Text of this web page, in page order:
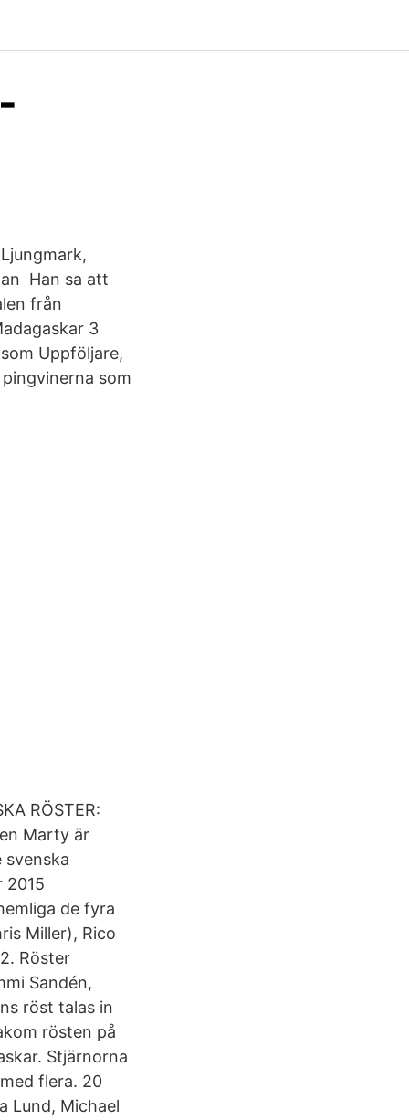
Han sa att
från
3
Uppföljare,
som
RÖSTER:
Marty är
2015
de fyra
Miller), Rico
Röster
Sandén,
röst talas in
rösten på
Stjärnorna
flera. 20
Lund, Michael